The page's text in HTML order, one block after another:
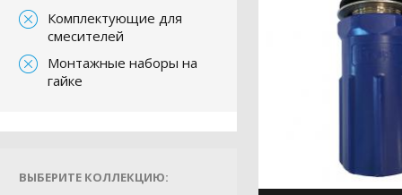
Комплектующие для
смесителей
Монтажные наборы на
гайке
ВЫБЕРИТЕ КОЛЛЕКЦИЮ: